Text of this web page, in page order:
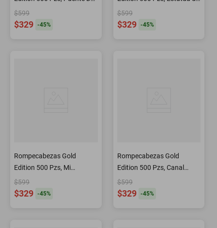
Londres
$599
$329 -45%
la Libertad, N
$599
$329 -45%
Rompecabezas Gold
Edition 500 Pzs, Mi
Pastelería Favorita
$599
$329 -45%
Rompecabezas Gold
Edition 500 Pzs, Canal
Grande, Venecia Italia
$599
$329 -45%